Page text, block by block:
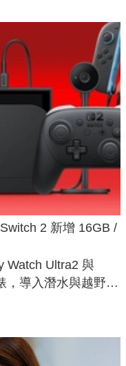
2 新增 16GB /
Watch Ultra2 與
，導入潛水與越野跑